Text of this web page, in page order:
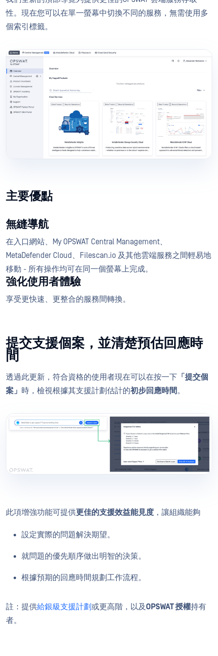
性。現在您可以在單一螢幕中切換不同的服務，無需使用多
個索引標籤。
主要優點
無縫導航
在入口網站、My OPSWAT Central Management、
MetaDefender Cloud、Filescan.io 及其他雲端服務之間輕易地
移動 - 所有操作均可在同一個螢幕上完成。
強化使用者體驗
享受更快速、更整合的服務間轉換。
提交支援個案，並清楚預估回應時
間
透過此更新，符合資格的使用者現在可以在按一下 「提交個
案」 時，檢視根據其支援計劃估計的初步回應時間。
此項增強功能可提供更佳的支援效益能見度 ，讓組織能夠
設定實際的問題解決期望。
就問題的優先順序做出明智的決策。
根據預期的回應時間規劃工作流程。
註：提供給銀級支援計劃或更高階，以及OPSWAT 授權持有
者。